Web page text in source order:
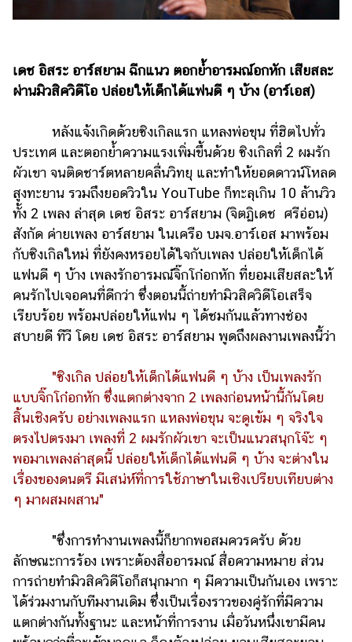
การ
มือ
ถือ
ราคา
วา
ไร
ตี้
แต่งงาน
แม่
สัตว์
เลี้ยง
Infographic
บริการ
กระปุก
คอร์ส
ออนไลน์
เรียน
เลข
เดช อิสระ อาร์สยาม ฉีกแนว ตอกย้ำอารมณ์อกหัก เสียสละ
ผ่านมิวสิควิดีโอ ปล่อยให้เด็กได้แฟนดี ๆ บ้าง (อาร์เอส)
หลังแจ้งเกิดด้วยซิงเกิลแรก แหลงพ่อขุน ที่ฮิตไปทั่ว
ประเทศ และตอกย้ำความแรงเพิ่มขึ้นด้วย ซิงเกิลที่ 2 ผมรัก
ผัวเขา จนติดชาร์ตหลายคลื่นวิทยุ และทำให้ยอดดาวน์โหลด
สูงทะยาน รวมถึงยอดวิวใน YouTube ก็ทะลุเกิน 10 ล้านวิว
ทั้ง 2 เพลง ล่าสุด เดช อิสระ อาร์สยาม (จิตฏิเดช ศรีอ่อน)
สังกัด ค่ายเพลง อาร์สยาม ในเครือ บมจ.อาร์เอส มาพร้อม
กับซิงเกิลใหม่ ที่ยังคงหรอยได้ใจกับเพลง ปล่อยให้เด็กได้
แฟนดี ๆ บ้าง เพลงรักอารมณ์จิ๊กโก๋อกหัก ที่ยอมเสียสละให้
คนรักไปเจอคนที่ดีกว่า ซึ่งตอนนี้ถ่ายทำมิวสิควิดีโอเสร็จ
เรียบร้อย พร้อมปล่อยให้แฟน ๆ ได้ชมกันแล้วทางช่อง
สบายดี ทีวี โดย เดช อิสระ อาร์สยาม พูดถึงผลงานเพลงนี้ว่า
"ซิงเกิล ปล่อยให้เด็กได้แฟนดี ๆ บ้าง เป็นเพลงรัก
แบบจิ๊กโก๋อกหัก ซึ่งแตกต่างจาก 2 เพลงก่อนหน้านี้กันโดย
สิ้นเชิงครับ อย่างเพลงแรก แหลงพ่อขุน จะดูเข้ม ๆ จริงใจ
ตรงไปตรงมา เพลงที่ 2 ผมรักผัวเขา จะเป็นแนวสนุกโจ๊ะ ๆ
พอมาเพลงล่าสุดนี้ ปล่อยให้เด็กได้แฟนดี ๆ บ้าง จะต่างใน
เรื่องของดนตรี มีเสน่ห์ที่การใช้ภาษาในเชิงเปรียบเทียบต่าง
ๆ มาผสมผสาน"
"ซึ่งการทำงานเพลงนี้ก็ยากพอสมควรครับ ด้วย
ลักษณะการร้อง เพราะต้องสื่ออารมณ์ สื่อความหมาย ส่วน
การถ่ายทำมิวสิควิดีโอก็สนุกมาก ๆ มีความเป็นกันเอง เพราะ
ได้ร่วมงานกับทีมงานเดิม ซึ่งเป็นเรื่องราวของคู่รักที่มีความ
แตกต่างกันทั้งฐานะ และหน้าที่การงาน เมื่อวันหนึ่งเขามีคน